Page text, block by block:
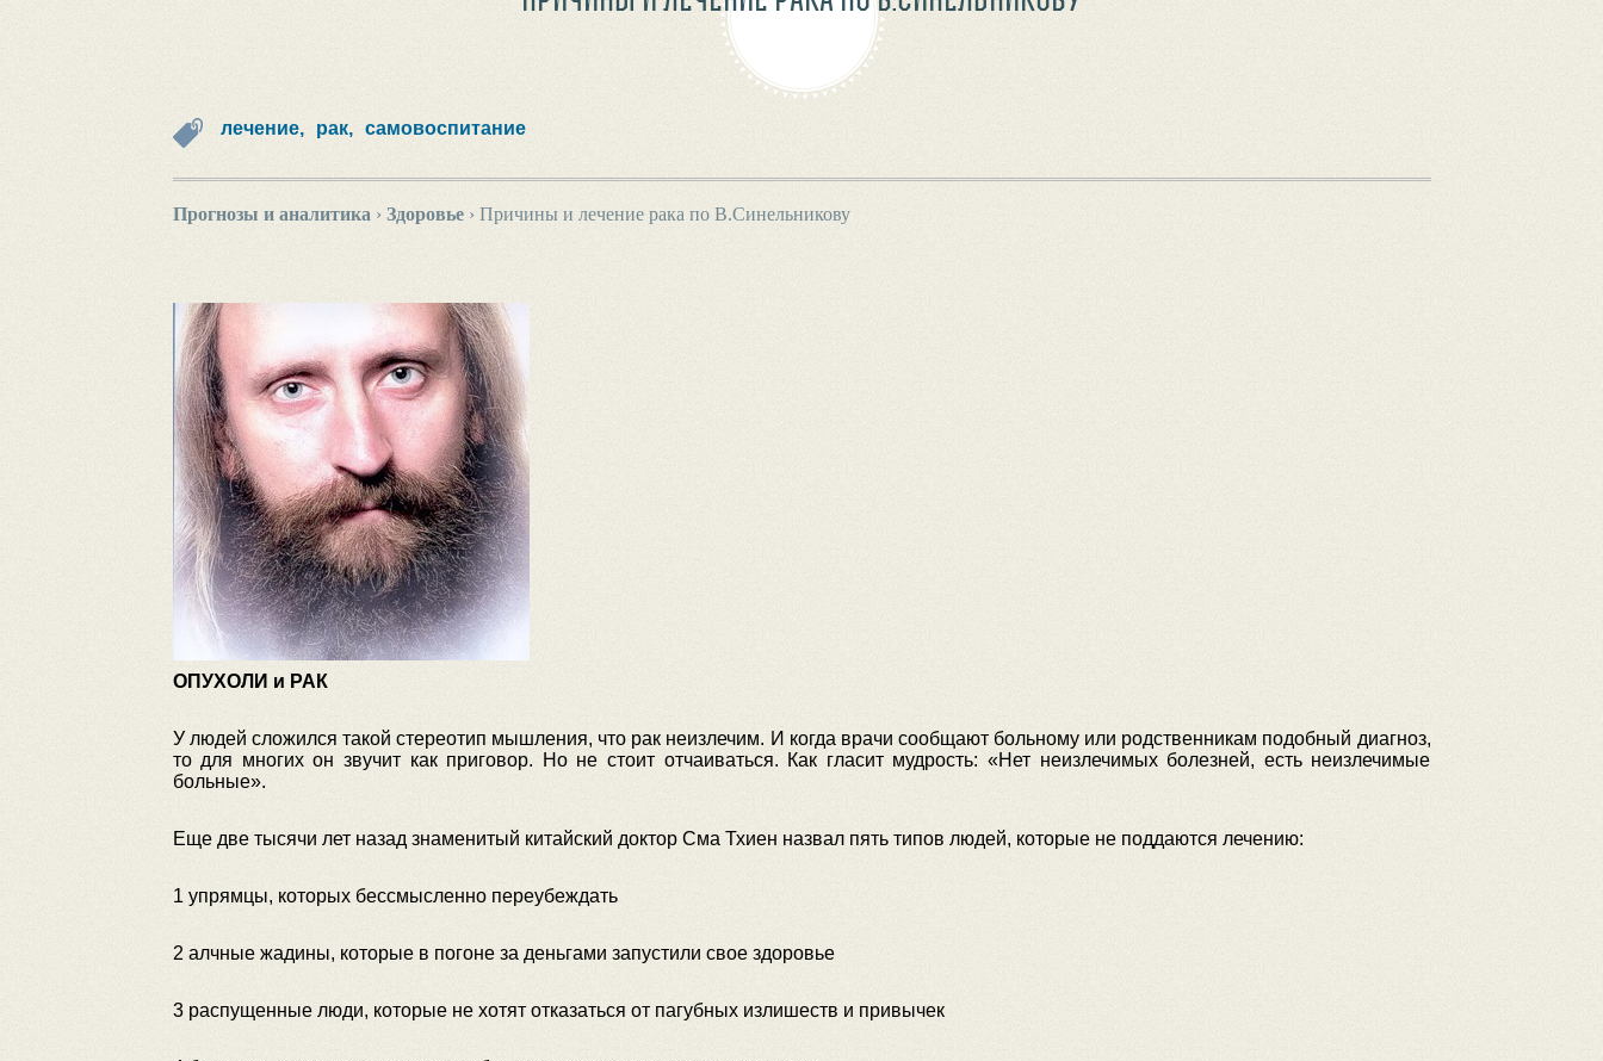
лечение, рак, самовоспитание
Прогнозы и аналитика › Здоровье› Причины и лечение рака по В.Синельникову
ОПУХОЛИ и РАК
У людей сложился такой стереотип мышления, что рак неизлечим. И когда врачи сообщают больному или родственникам подобный диагноз,
то для многих он звучит как приговор. Но не стоит отчаиваться. Как гласит мудрость: «Нет неизлечимых болезней, есть неизлечимые
больные».
Еще две тысячи лет назад знаменитый китайский доктор Сма Тхиен назвал пять типов людей, которые не поддаются лечению:
1 упрямцы, которых бессмысленно переубеждать
2 алчные жадины, которые в погоне за деньгами запустили свое здоровье
3 распущенные люди, которые не хотят отказаться от пагубных излишеств и привычек